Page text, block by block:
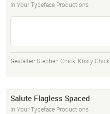
In Your Typeface Productions
Gestalter: Stephen Chick, Kristy Chick
Salute Flagless Spaced
In Your Typeface Productions